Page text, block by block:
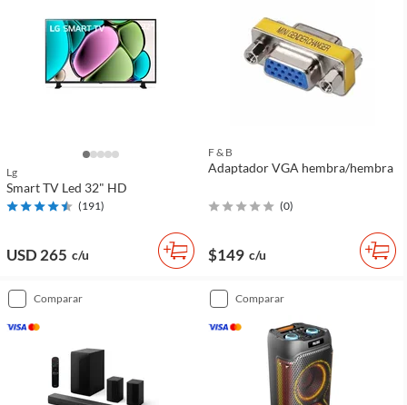
Lg
Smart TV Led 32" HD
(191)
USD 265 c/u
F & B
Adaptador VGA hembra/hembra
(0)
$149 c/u
comparar comparar